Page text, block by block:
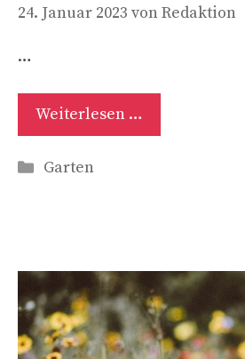
24. Januar 2023 vonRedaktion
…
Weiterlesen …
Kategorien
Garten